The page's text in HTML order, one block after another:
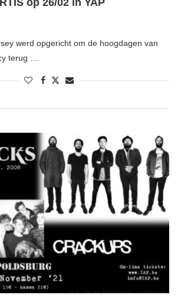
op 26/02 in YAP
werd opgericht om de hoogdagen van
terug …